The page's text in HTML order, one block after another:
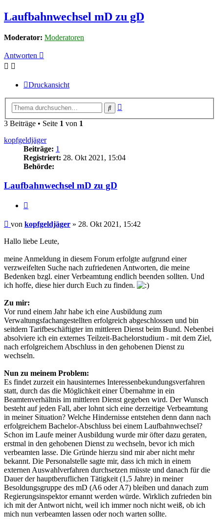
Laufbahnwechsel mD zu gD
Moderator: Moderatoren
Antworten
Druckansicht
Suche
3 Beiträge • Seite 1 von 1
kopfgeldjäger
Beiträge: 1
Registriert: 28. Okt 2021, 15:04
Behörde:
Laufbahnwechsel mD zu gD
Beitrag
von kopfgeldjäger » 28. Okt 2021, 15:42
Hallo liebe Leute,
meine Anmeldung in diesem Forum erfolgte aufgrund einer
verzweifelten Suche nach zufriedenen Antworten, die meine
Bedenken bzgl. einer Verbeamtung endlich beenden sollten. Und
ich hoffe, diese hier durch Euch zu finden.
Zu mir:
Vor rund einem Jahr habe ich eine Ausbildung zum
Verwaltungsfachangestellten erfolgreich abgeschlossen und bin
seitdem Tarifbeschäftigter im mittleren Dienst beim Bund. Nebenbei
absolviere ich ein externes Teilzeit-Bachelorstudium - mit dem Ziel,
nach erfolgreichem Abschluss in den gehobenen Dienst zu
wechseln.
Nun zu meinem Problem:
Es findet zurzeit ein hausinternes Interessenbekundungsverfahren
statt, durch das die Möglichkeit einer Übernahme in ein
Beamtenverhältnis im mittleren Dienst gegeben wird. Der Wunsch
besteht auf jeden Fall, aber lohnt sich eine derzeitige Verbeamtung
in meiner Situation? Welche Hindernisse entstehen denn dann nach
erfolgreichem Bachelor-Abschluss bei einem Laufbahnwechsel?
Schon im Laufe meiner Ausbildung wurde mir öfter dazu geraten,
erstmal in den gehobenen Dienst zu wechseln, bevor ich mich
verbeamten lasse. Die Gründe hierzu sind mir aber nicht mehr
bekannt. Die Personalstelle sagte mir, dass ich mich in einem
externen Auswahlverfahren durchsetzen müsste und danach für die
Dauer der hauptberuflichen Tätigkeit (1,5 Jahre) in meiner
Besoldungsgruppe des mD (A6 oder A7) bleiben und danach zum
Regierungsinspektor ernannt werden würde. Wirklich zufrieden bin
ich mit der Antwort nicht, weil ich immer noch nicht weiß, ob ich
mich nun verbeamten lassen oder noch warten sollte.